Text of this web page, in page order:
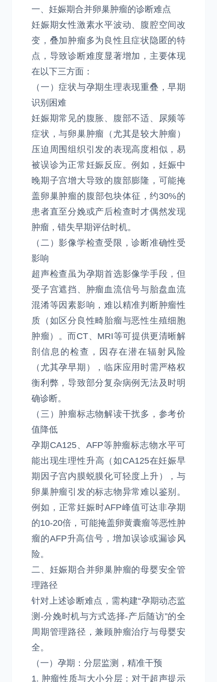
一、妊娠期合并卵巢肿瘤的诊断难点
妊娠期女性激素水平波动、腹腔空间改
变，叠加肿瘤多为良性且症状隐匿的特
点，导致诊断难度显著增加，主要体现
在以下三方面：
（一）症状与孕期生理表现重叠，早期
识别困难
妊娠期常见的腹胀、腹部不适、尿频等
症状，与卵巢肿瘤（尤其是较大肿瘤）
压迫周围组织引发的表现高度相似，易
被误诊为正常妊娠反应。例如，妊娠中
晚期子宫增大导致的腹部膨隆，可能掩
盖卵巢肿瘤的腹部包块体征，约30%的
患者直至分娩或产后检查时才偶然发现
肿瘤，错失早期评估时机。
（二）影像学检查受限，诊断准确性受
影响
超声检查虽为孕期首选影像学手段，但
受子宫遮挡、肿瘤血流信号与胎盘血流
混淆等因素影响，难以精准判断肿瘤性
质（如区分良性畸胎瘤与恶性生殖细胞
肿瘤）。而CT、MRI等可提供更清晰解
剖信息的检查，因存在潜在辐射风险
（尤其孕早期），临床应用时需严格权
衡利弊，导致部分复杂病例无法及时明
确诊断。
（三）肿瘤标志物解读干扰多，参考价
值降低
孕期CA125、AFP等肿瘤标志物水平可
能出现生理性升高（如CA125在妊娠早
期因子宫内膜蜕膜化可轻度上升），与
卵巢肿瘤引发的标志物异常难以鉴别。
例如，正常妊娠时AFP峰值可达非孕期
的10-20倍，可能掩盖卵黄囊瘤等恶性肿
瘤的AFP升高信号，增加误诊或漏诊风
险。
二、妊娠期合并卵巢肿瘤的母婴安全管
理路径
针对上述诊断难点，需构建“孕期动态监
测-分娩时机与方式选择-产后随访”的全
周期管理路径，兼顾肿瘤治疗与母婴安
全。
（一）孕期：分层监测，精准干预
1. 肿瘤性质与大小分层：对于超声提示